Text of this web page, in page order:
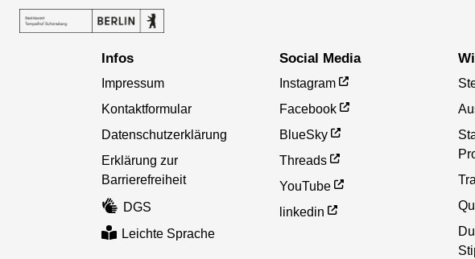
Infos
Impressum
Kontaktformular
Datenschutzerklärung
Erklärung zur
Barrierefreiheit
DGS
Leichte Sprache
Social Media
Instagram
Facebook
BlueSky
Threads
YouTube
linkedin